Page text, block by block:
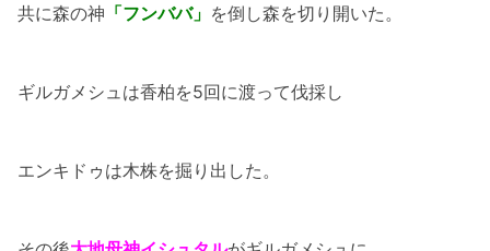
共に森の神 「フンババ」 を倒し森を切り開いた。
ギルガメシュは香柏を5回に渡って伐採し
エンキドゥは木株を掘り出した。